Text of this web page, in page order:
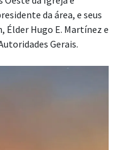
da área, e seus
Élder Hugo E. Martínez e
Gerais.